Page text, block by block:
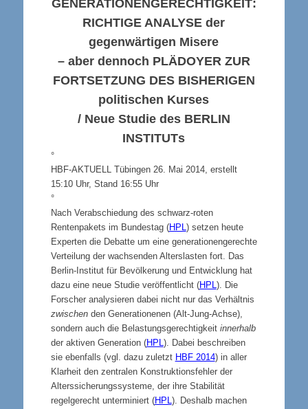
GENERATIONENGERECHTIGKEIT:
RICHTIGE ANALYSE der
gegenwärtigen Misere
– aber dennoch PLÄDOYER ZUR
FORTSETZUNG DES BISHERIGEN
politischen Kurses
/ Neue Studie des BERLIN
INSTITUTs
°
HBF-AKTUELL Tübingen 26. Mai 2014, erstellt
15:10 Uhr, Stand 16:55 Uhr
°
Nach Verabschiedung des schwarz-roten
Rentenpakets im Bundestag (HPL) setzen heute
Experten die Debatte um eine generationengerechte
Verteilung der wachsenden Alterslasten fort. Das
Berlin-Institut für Bevölkerung und Entwicklung hat
dazu eine neue Studie veröffentlicht (HPL). Die
Forscher analysieren dabei nicht nur das Verhältnis
zwischenden Generationenen (Alt-Jung-Achse),
sondern auch die Belastungsgerechtigkeit innerhalb
der aktiven Generation (HPL). Dabei beschreiben
sie ebenfalls (vgl. dazu zuletzt HBF 2014) in aller
Klarheit den zentralen Konstruktionsfehler der
Alterssicherungssysteme, der ihre Stabilität
regelgerecht unterminiert (HPL). Deshalb machen